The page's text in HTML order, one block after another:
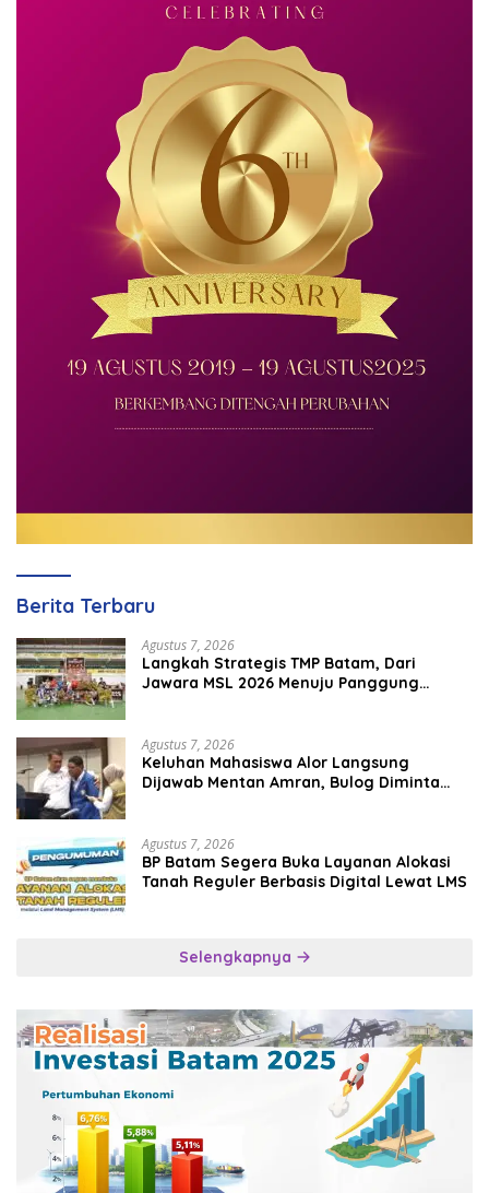
Berita Terbaru
Agustus 7, 2026
Langkah Strategis TMP Batam, Dari
Jawara MSL 2026 Menuju Panggung
Agustus 7, 2026
Keluhan Mahasiswa Alor Langsung
Dijawab Mentan Amran, Bulog Diminta
Agustus 7, 2026
BP Batam Segera Buka Layanan Alokasi
Tanah Reguler Berbasis Digital Lewat LMS
Selengkapnya